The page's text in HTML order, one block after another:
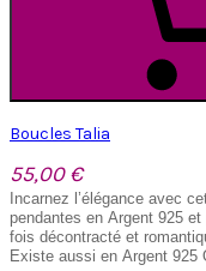
Boucles Talia
55,00 €
Incarnez l’élégance avec
pendantes en Argent 925
fois décontracté et
Existe aussi en Argent 925